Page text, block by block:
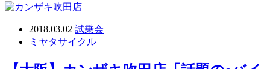
2018.03.02 試乗会
ミヤタサイクル